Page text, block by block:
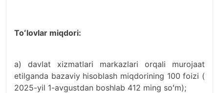
Toʻlovlar miqdori:
a) davlat xizmatlari markazlari orqali murojaat
etilganda bazaviy hisoblash miqdorining 100 foizi (
2025-yil 1-avgustdan boshlab 412 ming soʻm);